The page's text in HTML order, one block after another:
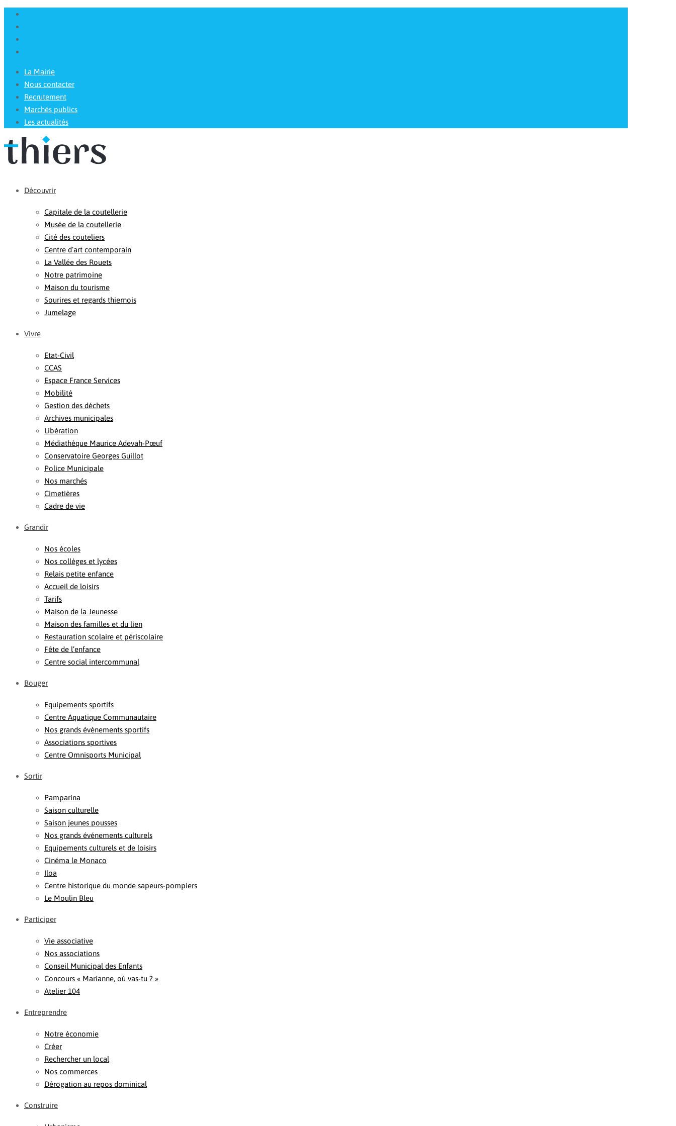
La Mairie
Nous contacter
Recrutement
Marchés publics
Les actualités
Découvrir
Capitale de la coutellerie
Musée de la coutellerie
Cité des couteliers
Centre d’art contemporain
La Vallée des Rouets
Notre patrimoine
Maison du tourisme
Sourires et regards thiernois
Jumelage
Vivre
Etat-Civil
CCAS
Espace France Services
Mobilité
Gestion des déchets
Archives municipales
Libération
Médiathèque Maurice Adevah-Pœuf
Conservatoire Georges Guillot
Police Municipale
Nos marchés
Cimetières
Cadre de vie
Grandir
Nos écoles
Nos collèges et lycées
Relais petite enfance
Accueil de loisirs
Tarifs
Maison de la Jeunesse
Maison des familles et du lien
Restauration scolaire et périscolaire
Fête de l’enfance
Centre social intercommunal
Bouger
Equipements sportifs
Centre Aquatique Communautaire
Nos grands évènements sportifs
Associations sportives
Centre Omnisports Municipal
Sortir
Pamparina
Saison culturelle
Saison jeunes pousses
Nos grands événements culturels
Equipements culturels et de loisirs
Cinéma le Monaco
Iloa
Centre historique du monde sapeurs-pompiers
Le Moulin Bleu
Participer
Vie associative
Nos associations
Conseil Municipal des Enfants
Concours « Marianne, où vas-tu ? »
Atelier 104
Entreprendre
Notre économie
Créer
Rechercher un local
Nos commerces
Dérogation au repos dominical
Construire